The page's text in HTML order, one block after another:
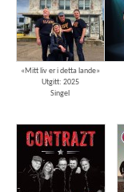
«Mitt liv er i detta lande»
Utgitt: 2025
Singel